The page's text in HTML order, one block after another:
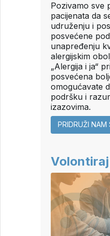
Pozivamo sve
pacijenata da
udruženju i
posvećene
unapređenju
alergijskim
„Alergija i ja“
posvećena
omogućavate
podršku i
izazovima.
PRIDRUŽI NAM
Volontiraj